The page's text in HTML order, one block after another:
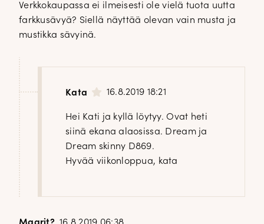
Verkkokaupassa ei ilmeisesti ole vielä tuota uutta
farkkusävyä? Siellä näyttää olevan vain musta ja
mustikka sävyinä.
Kata 16.8.2019 18:21
Hei Kati ja kyllä löytyy. Ovat heti
siinä ekana alaosissa. Dream ja
Dream skinny D869.
Hyvää viikonloppua, kata